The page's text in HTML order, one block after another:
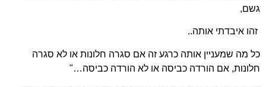
גשם,
זהו איבדתי אותה..
כל מה שמעניין אותה כרגע זה אם סגרה חלונות או לא סגרה
חלונות, אם הורדה כביסה או לא הורדה כביסה…"